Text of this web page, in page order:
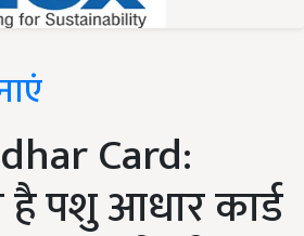
Card:
है पशु आधार कार्ड